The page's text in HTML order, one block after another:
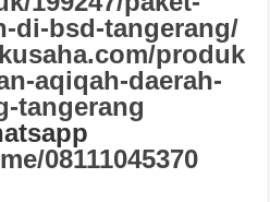
di-bsd-tangerang/
produk
aqiqah-daerah-
tangerang
08111045370